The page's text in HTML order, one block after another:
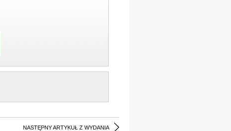
NASTĘPNY ARTYKUŁ Z WYDANIA